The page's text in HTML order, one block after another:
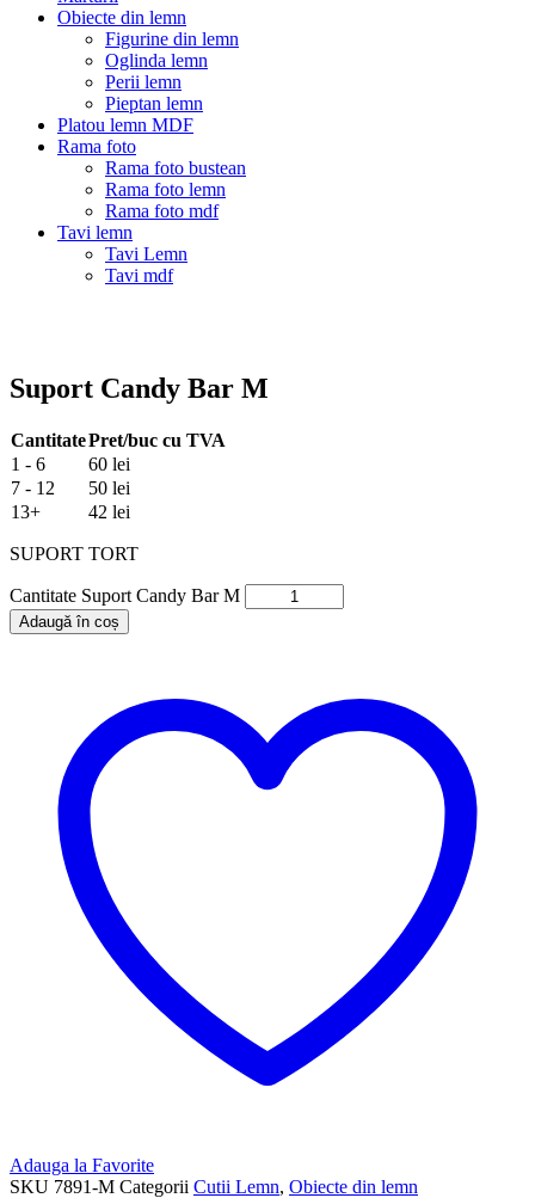
Obiecte din lemn
Figurine din lemn
Oglinda lemn
Perii lemn
Pieptan lemn
Platou lemn MDF
Rama foto
Rama foto bustean
Rama foto lemn
Rama foto mdf
Tavi lemn
Tavi Lemn
Tavi mdf
Suport Candy Bar M
CantitatePret/buc cu TVA
1 - 6
60 lei
7 - 12
50 lei
13+
42 lei
SUPORT TORT
Cantitate Suport Candy Bar M
Adaugă în coș
Adauga la Favorite
SKU 7891-M Categorii Cutii Lemn, Obiecte din lemn